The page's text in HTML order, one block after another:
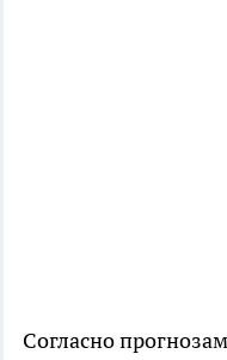
Согласно